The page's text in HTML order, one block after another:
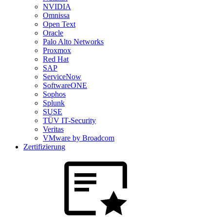
NVIDIA
Omnissa
Open Text
Oracle
Palo Alto Networks
Proxmox
Red Hat
SAP
ServiceNow
SoftwareONE
Sophos
Splunk
SUSE
TÜV IT-Security
Veritas
VMware by Broadcom
Zertifizierung